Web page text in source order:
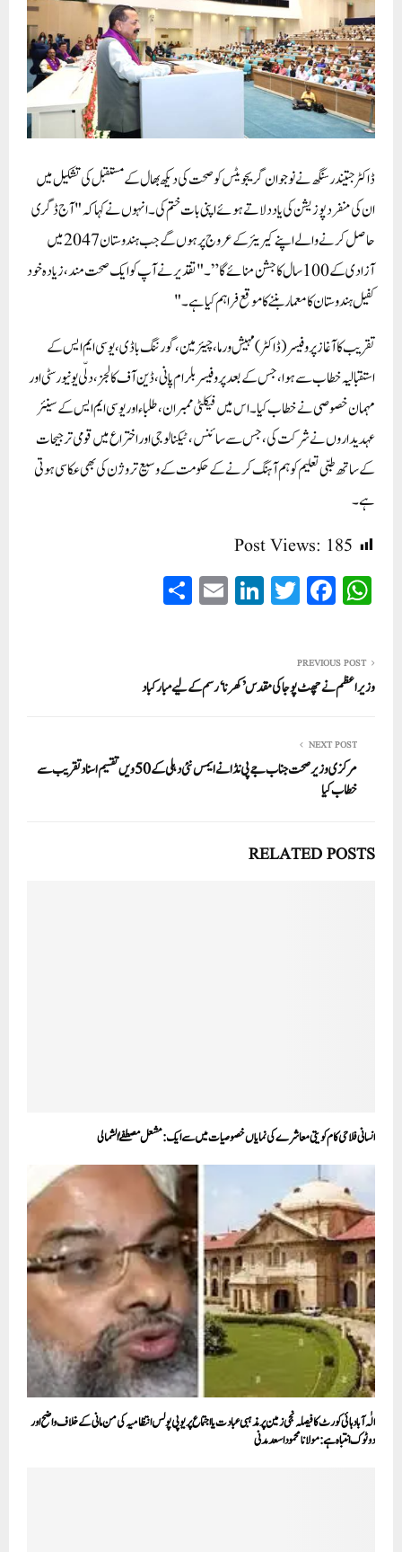
ڈاکٹر جتیندر سنگھ نے نوجوان گریجویٹس کو صحت کی دیکھ بھال کے مستقبل کی تشکیل میں
ان کی منفرد پوزیشن کی یاد دلاتے ہوئے اپنی بات ختم کی ۔ انہوں نے کہا کہ "آج ڈگری
حاصل کرنے والے اپنے کیریئر کے عروج پر ہوں گے جب ہندوستان 2047 میں
آزادی کے 100 سال کا جشن منائے گا” ۔ "تقدیر نے آپ کو ایک صحت مند ، زیادہ خود
کفیل ہندوستان کا معمار بننے کا موقع فراہم کیا ہے ۔"
تقریب کا آغاز پروفیسر (ڈاکٹر) مہیش ورما ، چیئرمین ، گورننگ باڈی ، یو سی ایم ایس کے
استقبالیہ خطاب سے ہوا ، جس کے بعد پروفیسر بلرام پانی ، ڈین آف کالجز ،دلّی یونیورسٹی اور
مہمان خصوصی نے خطاب کیا ۔ اس میں فیکلٹی ممبران ، طلباء اور یو سی ایم ایس کے سینئر
عہدیداروں نے شرکت کی ، جس سے سائنس ، ٹیکنالوجی اور اختراع میں قومی ترجیحات
کے ساتھ طبی تعلیم کو ہم آہنگ کرنے کے حکومت کے وسیع تر وژن کی بھی عکاسی ہوتی
ہے ۔
Post Views: 185
W
ha
A
pp
Fa
ce
ok
T
wi
r
Li
nk
In
E
m
PREVIOUS POST
وزیر اعظم نے چھٹ پوجا کی مقدس ’کھرنا ‘رسم کے لیے مبارکباد
NEXT POST
مرکزی وزیر صحت جناب جے پی نڈا نے ایمس نئی دہلی کے 50 ویں تقسیم اسناد تقریب سے
خطاب کیا
RELATED POSTS
انسانی فلاحی کام کویتی معاشرے کی نمایاں خصوصیات میں سے ایک:مشعل مصطفےٰ الشمالی
الٰہ آباد ہائی کورٹ کا فیصلہ نجی زمین پر مذہبی عبادت یا اجتماع پر یوپی پولس انتظامیہ کی من مانی کے خلاف واضح اور
دوٹوک انتباہ ہے: مولانا محمود اسعد مدنی